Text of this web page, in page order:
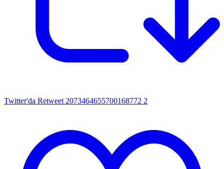
Twitter'da Retweet 2073464655700168772 2